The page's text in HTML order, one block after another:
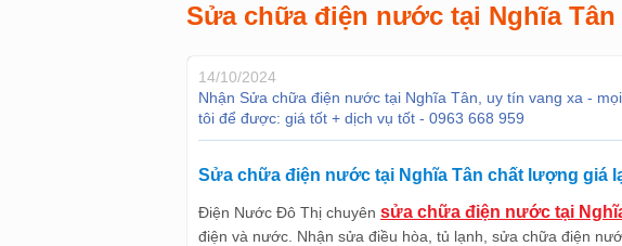
Sửa chữa điện nước tại Nghĩa Tân
14/10/2024
Nhận Sửa chữa điện nước tại Nghĩa Tân, uy tín vang xa -
tôi để được: giá tốt + dịch vụ tốt - 0963 668 959
Sửa chữa điện nước tại Nghĩa Tân chất lượng giá
Điện Nước Đô Thị chuyên sửa chữa điện nước tại
điện và nước. Nhận sửa điều hòa, tủ lạnh, sửa chữa điện